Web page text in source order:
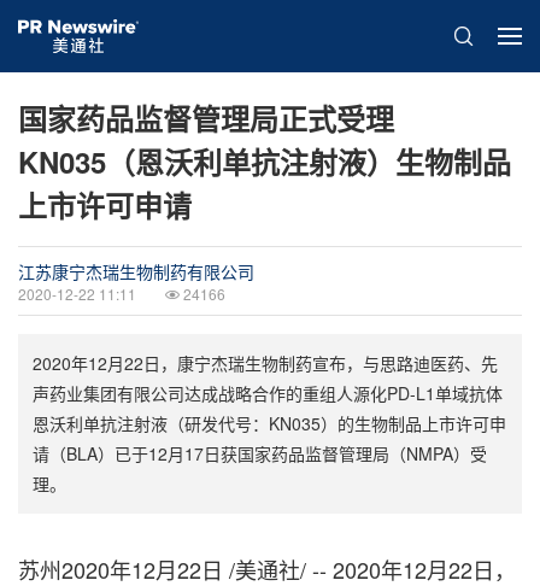
国家药品监督管理局正式受理
KN035（恩沃利单抗注射液）生物制品
上市许可申请
江苏康宁杰瑞生物制药有限公司
2020-12-22 11:11 24166
2020年12月22日，康宁杰瑞生物制药宣布，与思路迪医药、先
声药业集团有限公司达成战略合作的重组人源化PD-L1单域抗体
恩沃利单抗注射液（研发代号：KN035）的生物制品上市许可申
请（BLA）已于12月17日获国家药品监督管理局（NMPA）受
理。
苏州2020年12月22日 /美通社/ -- 2020年12月22日，